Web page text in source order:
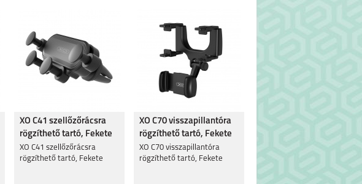
REALME C11
XO C41 szellőzőrácsra
rögzíthető tartó, Fekete
XO C41 szellőzőrácsra
rögzíthető tartó, Fekete
XO C70 visszapillantóra
rögzíthető tartó, Fekete
XO C70 visszapillantóra
rögzíthető tartó, Fekete